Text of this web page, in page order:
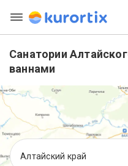
Санатории
ваннами
Алтайский край